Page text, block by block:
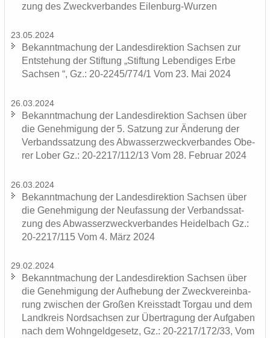
zung des Zweck­ver­ban­des Eilenburg-​Wurzen
23.05.2024
Be­kannt­ma­chung der Lan­des­di­rek­ti­on Sach­sen zur
Ent­ste­hung der Stif­tung „Stif­tung Le­ben­di­ges Erbe
Sach­sen “, Gz.: 20-2245/774/1 Vom 23. Mai 2024
26.03.2024
Be­kannt­ma­chung der Lan­des­di­rek­ti­on Sach­sen über
die Ge­neh­mi­gung der 5. Sat­zung zur Än­de­rung der
Ver­bands­sat­zung des Ab­was­ser­zweck­ver­ban­des Obe­
rer Lober Gz.: 20-2217/112/13 Vom 28. Fe­bru­ar 2024
26.03.2024
Be­kannt­ma­chung der Lan­des­di­rek­ti­on Sach­sen über
die Ge­neh­mi­gung der Neu­fas­sung der Ver­bands­sat­
zung des Ab­was­ser­zweck­ver­ban­des Hei­del­bach Gz.:
20-2217/115 Vom 4. März 2024
29.02.2024
Be­kannt­ma­chung der Lan­des­di­rek­ti­on Sach­sen über
die Ge­neh­mi­gung der Auf­he­bung der Zweck­ver­ein­ba­
rung zwi­schen der Gro­ßen Kreis­stadt Tor­gau und dem
Land­kreis Nord­sach­sen zur Über­tra­gung der Auf­ga­ben
nach dem Wohn­geld­ge­setz, Gz.: 20-2217/172/33, Vom